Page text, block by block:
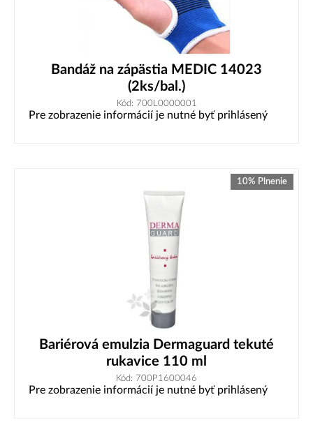
Bandáž na zápästia MEDIC 14023
(2ks/bal.)
Kód: 700L0000001
Pre zobrazenie informácií je nutné byť prihlásený
10% Plnenie
Bariérová emulzia Dermaguard tekuté
rukavice 110 ml
Kód: 700P1600046
Pre zobrazenie informácií je nutné byť prihlásený